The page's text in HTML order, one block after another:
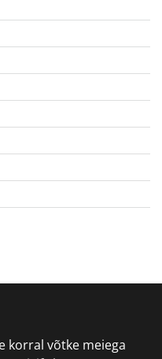
korral võtke meiega